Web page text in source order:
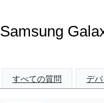
Samsung
すべての質問 デ